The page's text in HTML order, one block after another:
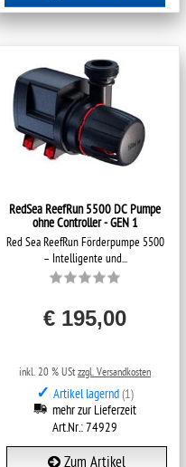
RedSea ReefRun 5500 DC Pumpe
ohne Controller - GEN 1
Red Sea ReefRun Förderpumpe 5500
– Intelligente und...
€ 195,00
inkl. 20 % USt zzgl. Versandkosten
✓ Artikel lagernd(1)
mehr zur Lieferzeit
Art.Nr.: 74929
Zum Artikel